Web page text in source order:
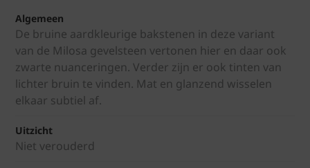
Algemeen
De bruine aardkleurige bakstenen in deze variant
van de Milosa gevelsteen vertonen hier en daar ook
zwarte nuanceringen. Verder zijn er ook tinten van
lichter bruin te vinden. Mat en glanzend wisselen
elkaar subtiel af.
Uitzicht
Niet verouderd